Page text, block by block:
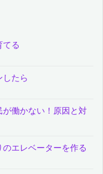
てる
したら
働かない！原因と対
エレベーターを作る